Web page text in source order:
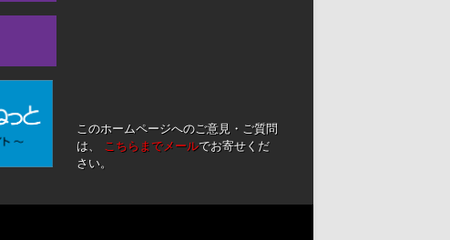
このホームページへのご意見・ご質問
は、 こちらまでメールでお寄せくだ
さい。